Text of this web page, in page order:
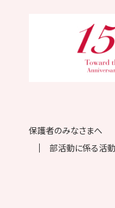
保護者のみなさまへ
部活動に係る活動